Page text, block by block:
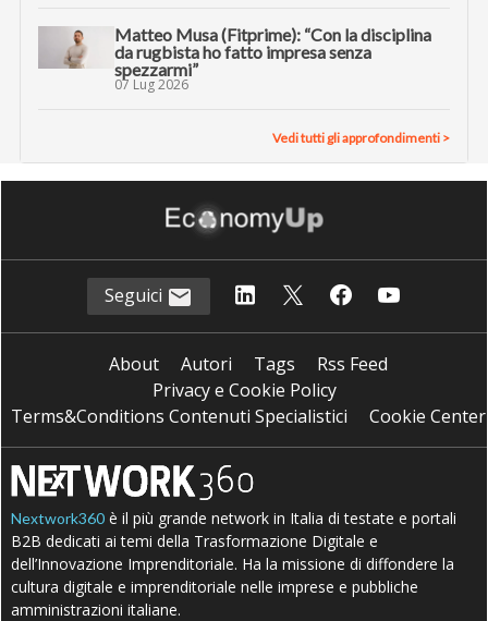
Matteo Musa (Fitprime): “Con la disciplina
da rugbista ho fatto impresa senza
spezzarmi”
07 Lug 2026
Vedi tutti gli approfondimenti >
Seguici
About Autori Tags
Rss Feed
Privacy e Cookie Policy
Terms&Conditions Contenuti Specialistici
Cookie Center
Nextwork360 è il più grande network in Italia di testate e portali
B2B dedicati ai temi della Trasformazione Digitale e
dell’Innovazione Imprenditoriale. Ha la missione di diffondere la
cultura digitale e imprenditoriale nelle imprese e pubbliche
amministrazioni italiane.